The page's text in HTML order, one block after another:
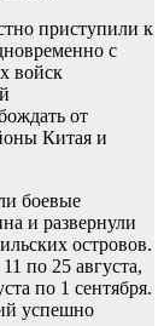
приступили к
с
войск
от
Китая и
боевые
и развернули
островов.
по 25 августа,
по 1 сентября.
успешно